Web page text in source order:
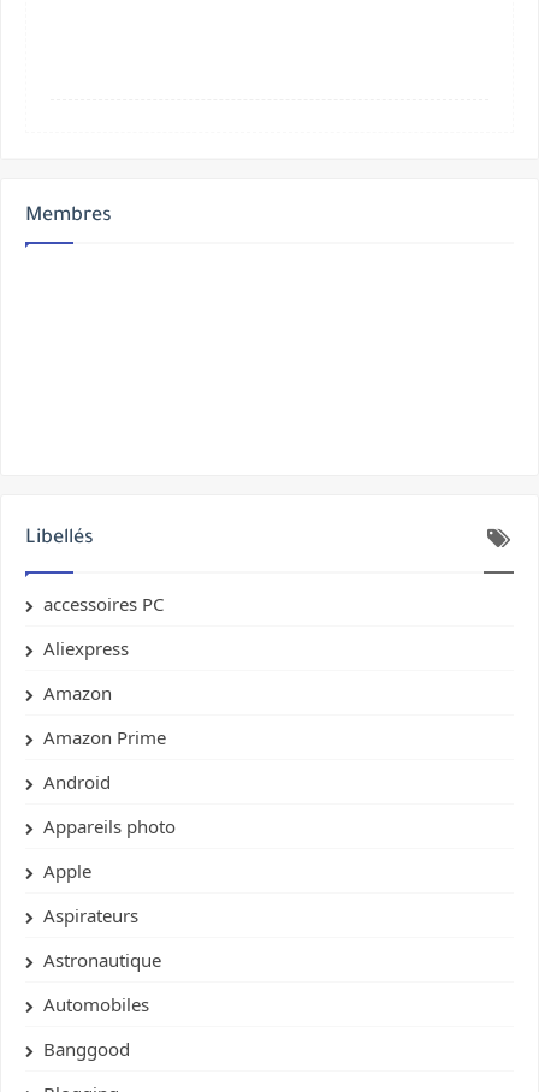
Membres
Libellés
accessoires PC
Aliexpress
Amazon
Amazon Prime
Android
Appareils photo
Apple
Aspirateurs
Astronautique
Automobiles
Banggood